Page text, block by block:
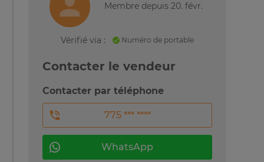
Membre depuis 20. févr.
Vérifié via : Numéro de portable
Contacter le vendeur
Contacter par téléphone
775 *** ****
WhatsApp